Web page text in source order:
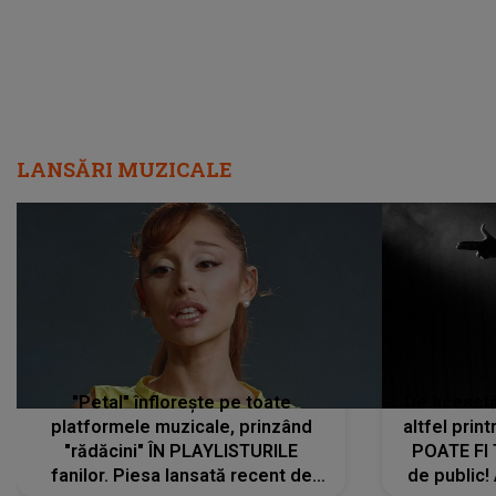
LANSĂRI MUZICALE
"Petal" înflorește pe toate
platformele muzicale, prinzând
"rădăcini" ÎN PLAYLISTURILE
fanilor. Piesa lansată recent de
altfel
POATE FI
de public!